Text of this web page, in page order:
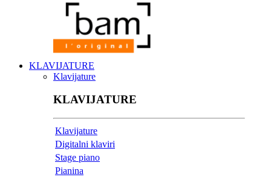
KLAVIJATURE
Klavijature
KLAVIJATURE
Klavijature
Digitalni klaviri
Stage piano
Pianina